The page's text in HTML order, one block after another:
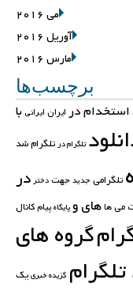
می 2016
آوریل 2016
مارس 2016
برچسب‌ها
درایرانایرانیبا
تلگرام در تلگرام شد
تلگرامیجدیدجهتدختردر
میها هایو پایگاهپیامکانال
گروه های
گزیده خبرییک